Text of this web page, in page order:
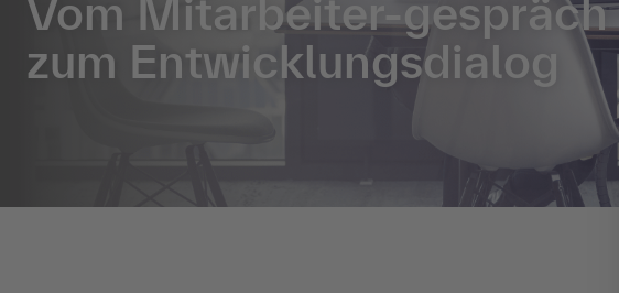
Vom Mitarbeiter-gespräch
zum Entwicklungsdialog